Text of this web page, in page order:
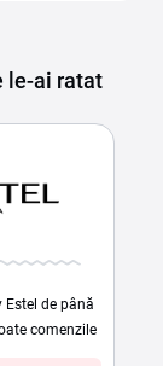
le-ai ratat
Estel de până
comenzile